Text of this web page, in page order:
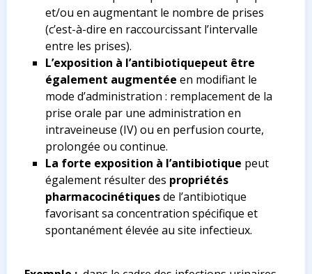
et/ou en augmentant le nombre de prises
(c’est-à-dire en raccourcissant l’intervalle
entre les prises).
L’exposition à l’antibiotiquepeut être
également augmentée en modifiant le
mode d’administration : remplacement de la
prise orale par une administration en
intraveineuse (IV) ou en perfusion courte,
prolongée ou continue.
La forte exposition à l’antibiotique peut
également résulter des propriétés
pharmacocinétiquesde l’antibiotique
favorisant sa concentration spécifique et
spontanément élevée au site infectieux.